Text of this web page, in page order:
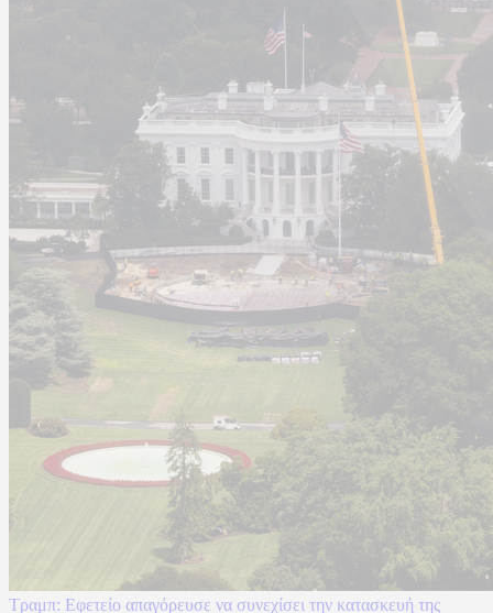
Τραμπ: Εφετείο απαγόρευσε να συνεχίσει την κατασκευή της